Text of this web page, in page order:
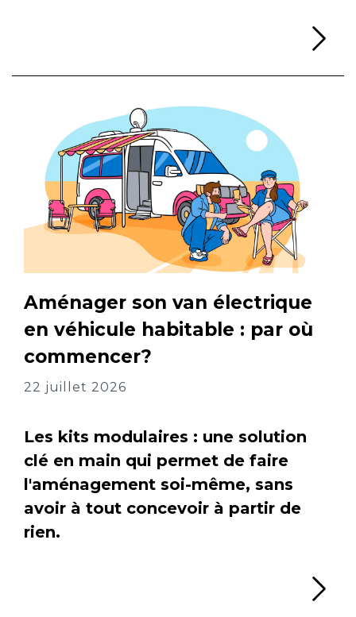
Aménager son van électrique
en véhicule habitable : par où
commencer?
22 juillet 2026
Les kits modulaires : une solution
clé en main qui permet de faire
l'aménagement soi-même, sans
avoir à tout concevoir à partir de
rien.